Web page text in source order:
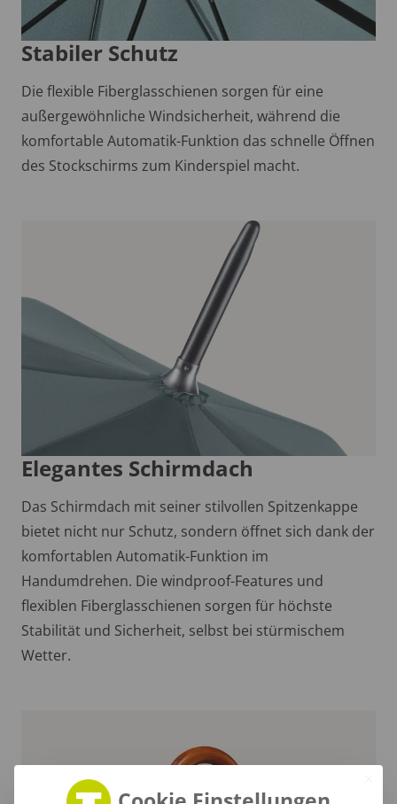
Stabiler Schutz
Die flexible Fiberglasschienen sorgen für eine
außergewöhnliche Windsicherheit, während die
komfortable Automatik-Funktion das schnelle Öffnen
des Stockschirms zum Kinderspiel macht.
Elegantes Schirmdach
Das Schirmdach mit seiner stilvollen Spitzenkappe
bietet nicht nur Schutz, sondern öffnet sich dank der
komfortablen Automatik-Funktion im
Handumdrehen. Die windproof-Features und
flexiblen Fiberglasschienen sorgen für höchste
Stabilität und Sicherheit, selbst bei stürmischem
Wetter.